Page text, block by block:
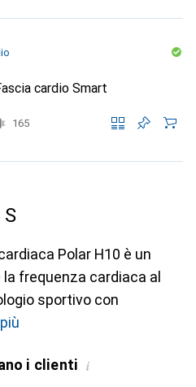
cardio Smart
165
Polar H10 è un
frequenza cardiaca al
sportivo con
più
i clienti i